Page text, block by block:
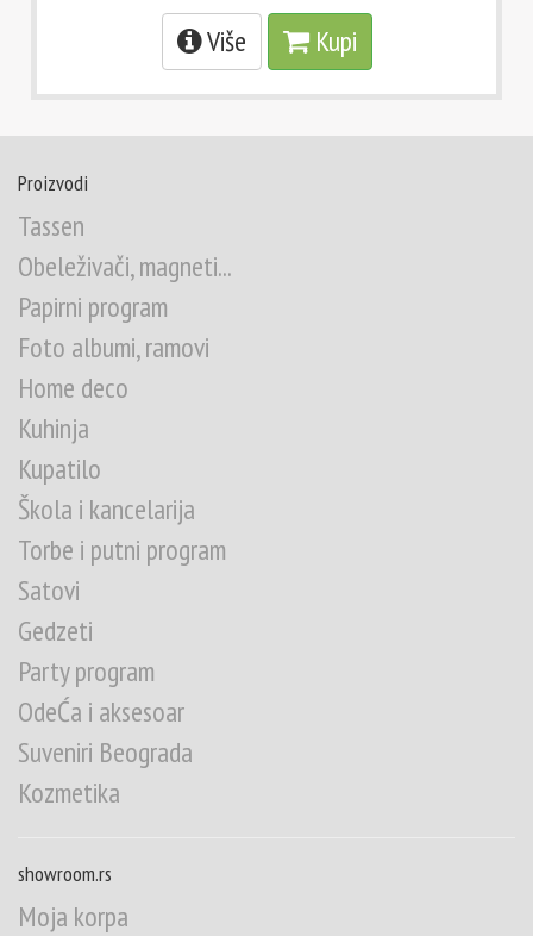
Više
Kupi
Proizvodi
Tassen
Obeleživači, magneti...
Papirni program
Foto albumi, ramovi
Home deco
Kuhinja
Kupatilo
Škola i kancelarija
Torbe i putni program
Satovi
Gedzeti
Party program
OdeĆa i aksesoar
Suveniri Beograda
Kozmetika
showroom.rs
Moja korpa